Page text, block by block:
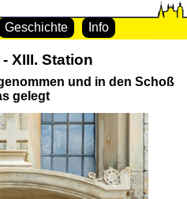
Geschichte Info
XIII. Station
und in den Schoß
gelegt